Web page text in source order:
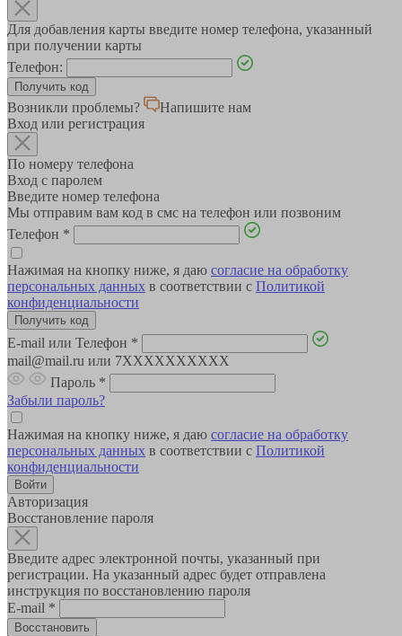
Для добавления карты введите номер телефона, указанный
при получении карты
Телефон:
Возникли проблемы?
Напишите нам
Вход или регистрация
По номеру телефона
Вход с паролем
Введите номер телефона
Мы отправим вам код в смс на телефон или позвоним
Телефон *
Нажимая на кнопку ниже, я даю согласие на обработку
персональных данных в соответствии с Политикой
конфиденциальности
E-mail или Телефон *
mail@mail.ru или 7XXXXXXXXXX
Пароль *
Забыли пароль?
Нажимая на кнопку ниже, я даю согласие на обработку
персональных данных в соответствии с Политикой
конфиденциальности
Авторизация
Восстановление пароля
Введите адрес электронной почты, указанный при
регистрации. На указанный адрес будет отправлена
инструкция по восстановлению пароля
E-mail *